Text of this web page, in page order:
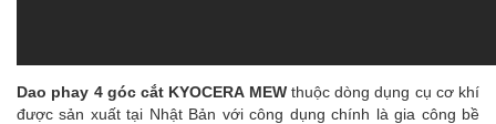
Dao phay 4 góc cắt KYOCERA MEW thuộc dòng dụng cụ cơ khí
được sản xuất tại Nhật Bản với công dụng chính là gia công bề